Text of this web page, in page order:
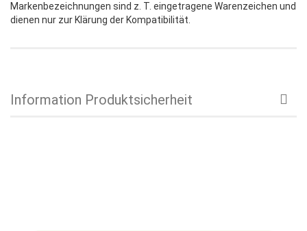
Markenbezeichnungen sind z. T. eingetragene Warenzeichen und
dienen nur zur Klärung der Kompatibilität.
Information Produktsicherheit